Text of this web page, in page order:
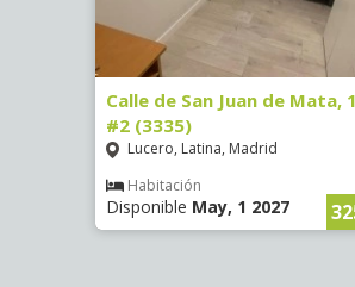
Calle de San Juan de Mata,
#2 (3335)
Lucero, Latina, Madrid
Habitación
Disponible May, 1 2027